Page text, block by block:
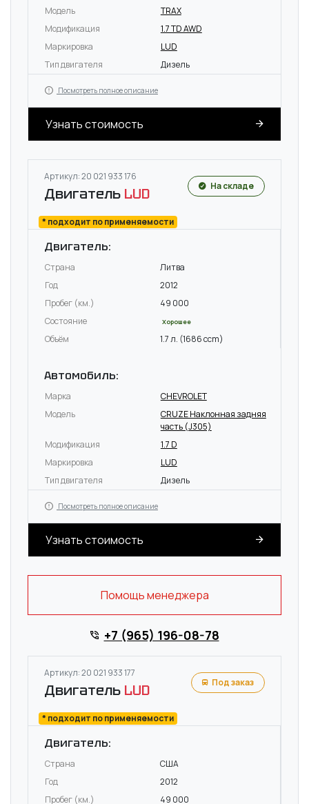
Модель
TRAX
Модификация
1.7 TD AWD
Маркировка
LUD
Тип двигателя
Дизель
Посмотреть полное описание
Узнать стоимость
Артикул: 20 021 933 176
Двигатель LUD
* подходит по применяемости
На складе
Двигатель:
Страна
Литва
Год
2012
Пробег (км.)
49 000
Состояние
Хорошее
Объём 1.7 л. (1686 ccm)
Автомобиль:
Марка
CHEVROLET
Модель
CRUZE Наклонная задняя
часть (J305)
Модификация
1.7 D
Маркировка
LUD
Тип двигателя
Дизель
Посмотреть полное описание
Узнать стоимость
Помощь менеджера
+7 (965) 196-08-78
Артикул: 20 021 933 177
Двигатель LUD
* подходит по применяемости
Под заказ
Двигатель:
Страна
США
Год
2012
Пробег (км.)
49 000